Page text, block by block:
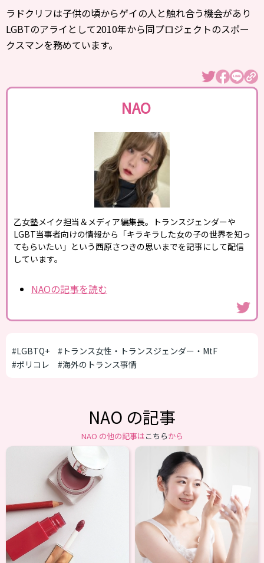
ラドクリフは子供の頃からゲイの人と触れ合う機会があり
LGBTのアライとして2010年から同プロジェクトのスポー
クスマンを務めています。
NAO
乙女塾メイク担当＆メディア編集長。トランスジェンダーや
LGBT当事者向けの情報から「キラキラした女の子の世界を知っ
てもらいたい」という西原さつきの思いまでを記事にして配信
しています。
NAOの記事を読む
#LGBTQ+
#トランス女性・トランスジェンダー・MtF
#ポリコレ
#海外のトランス事情
NAO の記事
NAO の他の記事はこちらから